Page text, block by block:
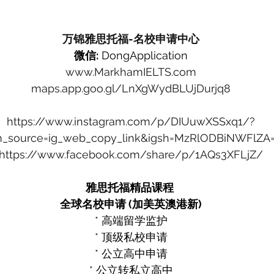
万锦雅思托福-名校申请中心
微信: DongApplication
www.MarkhamIELTS.com
maps.app.goo.gl/LnXgWydBLUjDurjq8
https://www.instagram.com/p/DIUuwXSSxq1/?
www.facebook.com/share/p/1AQs3XFLjZ/
雅思托福精品课程
全球名校申请 (加美英澳港新)
* 高端留学监护
* 顶级私校申请
* 公立高中申请
* 公立转私立高中